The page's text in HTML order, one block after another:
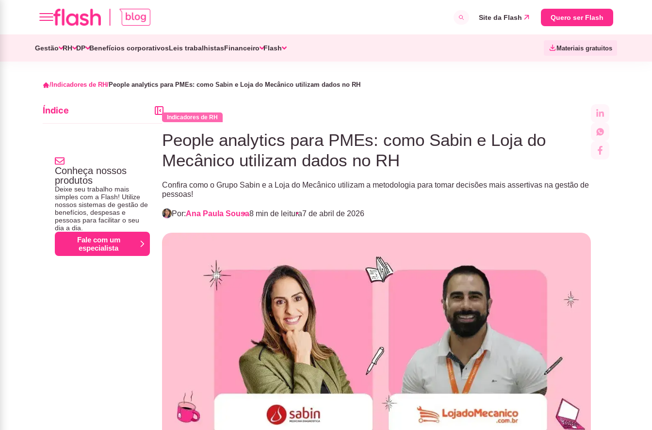
Site da Flash Quero ser Flash
Gestão RH DP Benefícios corporativosLeis trabalhistasFinanceiro Flash Materiais gratuitos
Indicadores de RH People analytics para PMEs: como Sabin e Loja do Mecânico utilizam dados no RH
Indicadores de RH
People analytics para PMEs: como Sabin e Loja do
Mecânico utilizam dados no RH
Confira como o Grupo Sabin e a Loja do Mecânico utilizam a metodologia para tomar decisões mais assertivas na gestão de
pessoas!
Por:Ana Paula Sousa8 min de leitura7 de abril de 2026
Índice
Conheça nossos
produtos
Deixe seu trabalho mais
simples com a Flash! Utilize
nossos sistemas de gestão de
benefícios, despesas e
pessoas para facilitar o seu
dia a dia.
Fale com um
especialista